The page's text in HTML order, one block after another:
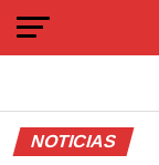
NOTICIAS